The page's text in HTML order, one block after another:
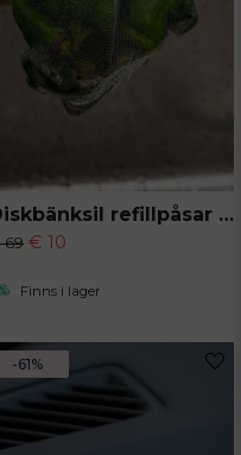
Diskbänksil refillpåsar 50-pack
69 € 10
Finns i lager
-61%